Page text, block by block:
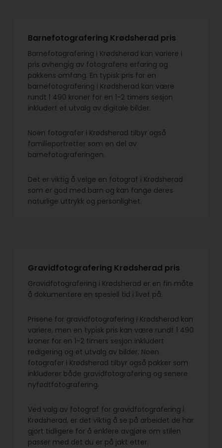
Barnefotografering Krødsherad pris
Barnefotografering i Krødsherad kan variere i
pris avhengig av fotografens erfaring og
pakkens omfang. En typisk pris for en
barnefotografering i Krødsherad kan være
rundt 1 490 kroner for en 1-2 timers sesjon
inkludert et utvalg av digitale bilder.
Noen fotografer i Krødsherad tilbyr også
familieportretter som en del av
barnefotograferingen.
Det er viktig å velge en fotograf i Krødsherad
som er god med barn og kan fange deres
naturlige uttrykk og personlighet.
Gravidfotografering Krødsherad pris
Gravidfotografering i Krødsherad er en fin måte
å dokumentere en spesiell tid i livet på.
Prisene for gravidfotografering i Krødsherad kan
variere, men en typisk pris kan være rundt 1 490
kroner for en 1-2 timers sesjon inkludert
redigering og et utvalg av bilder. Noen
fotografer i Krødsherad tilbyr også pakker som
inkluderer både gravidfotografering og senere
nyfødtfotografering.
Ved valg av fotograf for gravidfotografering i
Krødsherad, er det viktig å se på arbeidet de har
gjort tidligere for å enklere avgjøre om stilen
passer med det du er på jakt etter.